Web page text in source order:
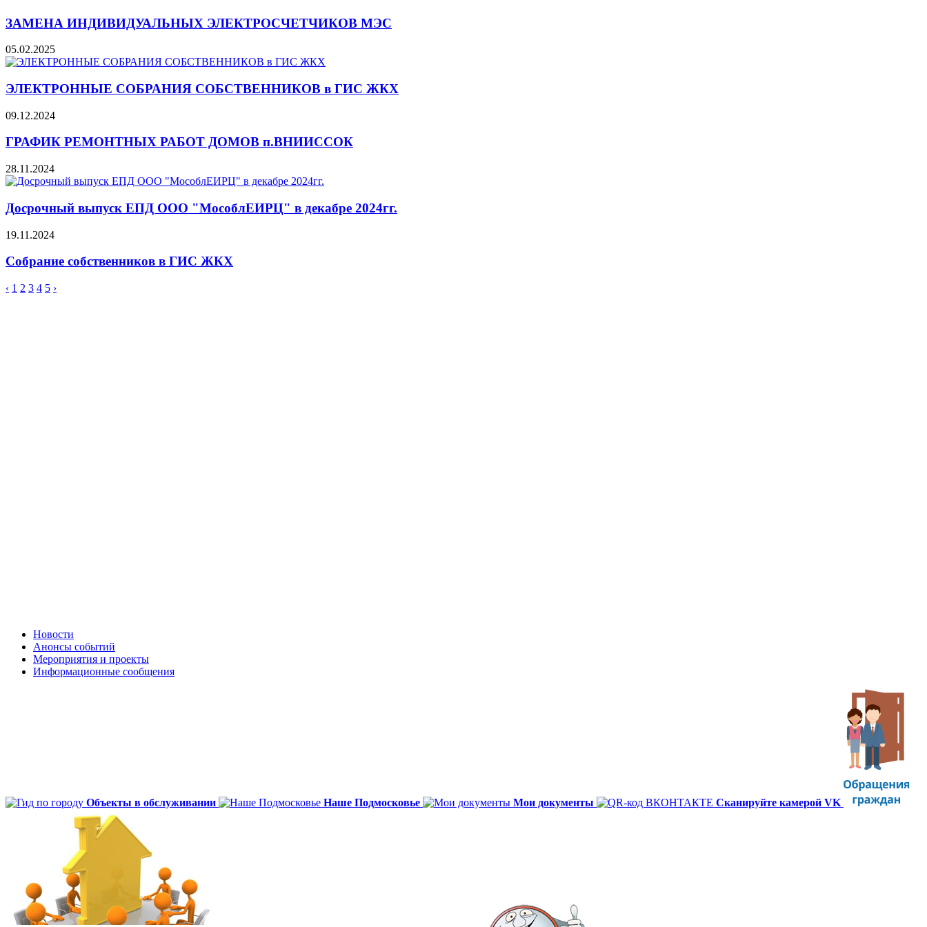
ЗАМЕНА ИНДИВИДУАЛЬНЫХ ЭЛЕКТРОСЧЕТЧИКОВ МЭС
05.02.2025
ЭЛЕКТРОННЫЕ СОБРАНИЯ СОБСТВЕННИКОВ в ГИС ЖКХ
09.12.2024
ГРАФИК РЕМОНТНЫХ РАБОТ ДОМОВ п.ВНИИССОК
28.11.2024
Досрочный выпуск ЕПД ООО "МособлЕИРЦ" в декабре 2024гг.
19.11.2024
Собрание собственников в ГИС ЖКХ
‹ 1 2 3 4 5 ›
Новости
Анонсы событий
Мероприятия и проекты
Информационные сообщения
Объекты в обслуживании Наше Подмосковье Мои документы Сканируйте камерой VK